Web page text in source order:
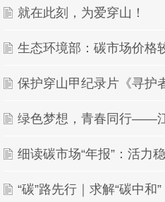
就在此刻，为爱穿山！